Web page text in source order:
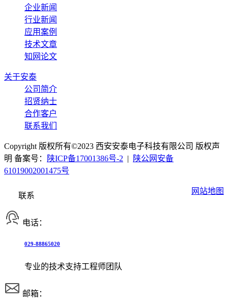
企业新闻
行业新闻
应用案例
技术文章
知网论文
关于安泰
公司简介
招贤纳士
合作客户
联系我们
Copyright 版权所有©2023 西安安泰电子科技有限公司 版权声
明 备案号：
陕ICP备17001386号-2 |
陕公网安备
61019002001475号
网站地图
联系
电话：
029-88865020
专业的技术支持工程师团队
邮箱：